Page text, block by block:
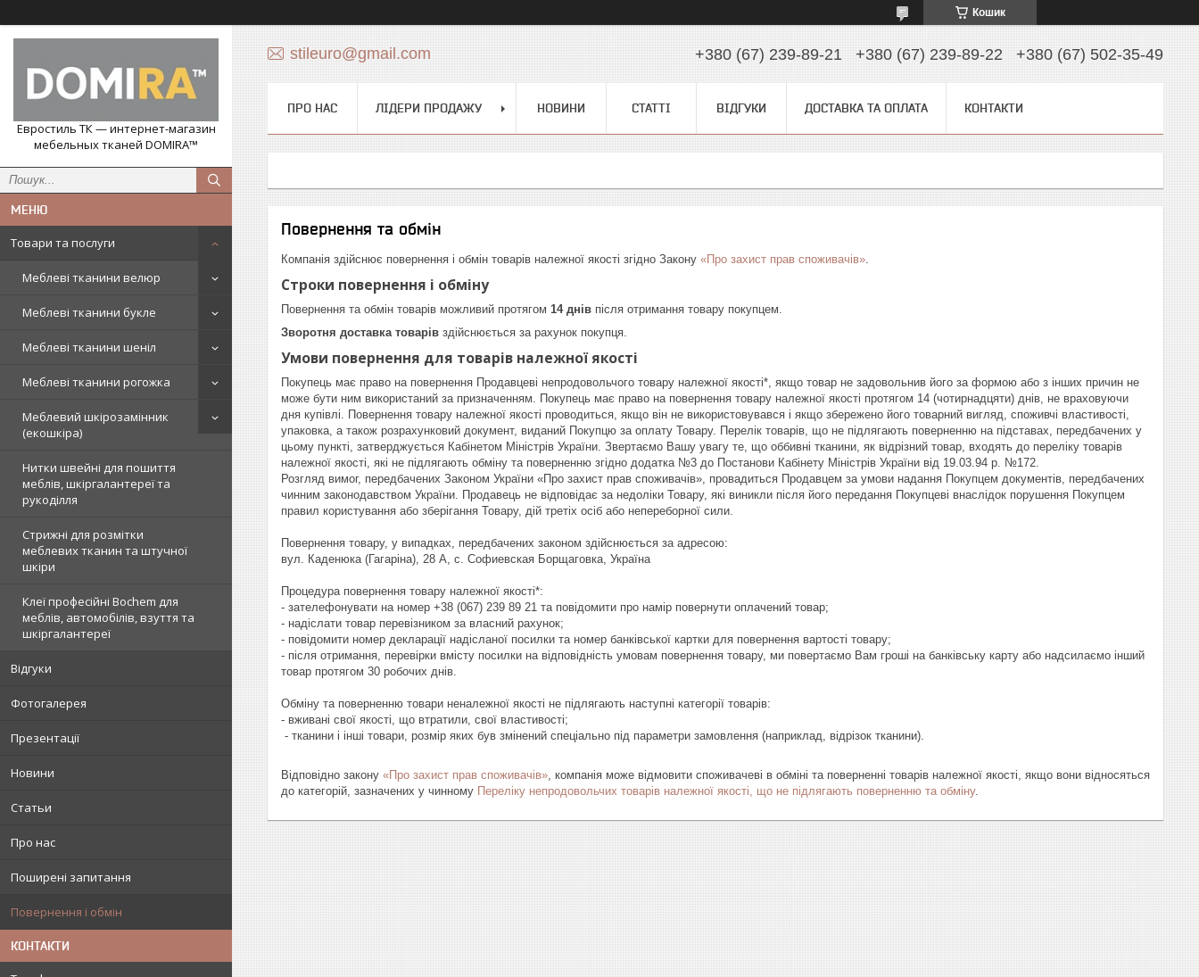
Кошик
Евростиль ТК — интернет-магазин
мебельных тканей DOMIRA™
Товари та послуги
Меблеві тканини велюр
Меблеві тканини букле
Меблеві тканини шеніл
Меблеві тканини рогожка
Меблевий шкірозамінник
(екошкіра)
Нитки швейні для пошиття
меблів, шкіргалантереї та
рукоділля
Стрижні для розмітки
меблевих тканин та штучної
шкіри
Клеї професійні Bochem для
меблів, автомобілів, взуття та
шкіргалантереї
Відгуки
Фотогалерея
Презентації
Новини
Статьи
Про нас
Поширені запитання
Повернення і обмін
КОНТАКТИ
stileuro@gmail.com +380 (67) 239-89-21 +380 (67) 239-89-22 +380 (67) 502-35-49
ПРО НАС ЛІДЕРИ ПРОДАЖУ НОВИНИ СТАТТІ ВІДГУКИ ДОСТАВКА ТА ОПЛАТА КОНТАКТИ
Повернення та обмін
Компанія здійснює повернення і обмін товарів належної якості згідно Закону «Про захист прав споживачів».
Строки повернення і обміну
Повернення та обмін товарів можливий протягом 14 днів після отримання товару покупцем.
Зворотня доставка товарів здійснюється за рахунок покупця.
Умови повернення для товарів належної якості
Покупець має право на повернення Продавцеві непродовольчого товару належної якості*, якщо товар не задовольнив його за формою або з інших причин не
може бути ним використаний за призначенням. Покупець має право на повернення товару належної якості протягом 14 (чотирнадцяти) днів, не враховуючи
дня купівлі. Повернення товару належної якості проводиться, якщо він не використовувався і якщо збережено його товарний вигляд, споживчі властивості,
упаковка, а також розрахунковий документ, виданий Покупцю за оплату Товару. Перелік товарів, що не підлягають поверненню на підставах, передбачених у
цьому пункті, затверджується Кабінетом Міністрів України. Звертаємо Вашу увагу те, що оббивні тканини, як відрізний товар, входять до переліку товарів
належної якості, які не підлягають обміну та поверненню згідно додатка №3 до Постанови Кабінету Міністрів України від 19.03.94 р. №172.
Розгляд вимог, передбачених Законом України «Про захист прав споживачів», провадиться Продавцем за умови надання Покупцем документів, передбачених
чинним законодавством України. Продавець не відповідає за недоліки Товару, які виникли після його передання Покупцеві внаслідок порушення Покупцем
правил користування або зберігання Товару, дій третіх осіб або непереборної сили.
Повернення товару, у випадках, передбачених законом здійснюється за адресою:
вул. Каденюка (Гагаріна), 28 А, с. Софиевская Борщаговка, Україна
Процедура повернення товару належної якості*:
- зателефонувати на номер +38 (067) 239 89 21 та повідомити про намір повернути оплачений товар;
- надіслати товар перевізником за власний рахунок;
- повідомити номер декларації надісланої посилки та номер банківської картки для повернення вартості товару;
- після отримання, перевірки вмісту посилки на відповідність умовам повернення товару, ми повертаємо Вам гроші на банківську карту або надсилаємо інший
товар протягом 30 робочих днів.
Обміну та поверненню товари неналежної якості не підлягають наступні категорії товарів:
- вживані свої якості, що втратили, свої властивості;
Відповідно закону «Про захист прав споживачів», компанія може відмовити споживачеві в обміні та поверненні товарів належної якості, якщо вони відносяться
до категорій, зазначених у чинному Переліку непродовольчих товарів належної якості, що не підлягають поверненню та обміну.